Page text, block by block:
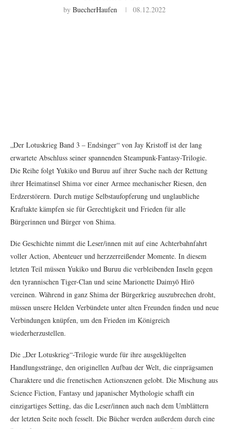
by BuecherHaufen 08.12.2022
„Der Lotuskrieg Band 3 – Endsinger“ von Jay Kristoff ist der lang
erwartete Abschluss seiner spannenden Steampunk-Fantasy-Trilogie.
Die Reihe folgt Yukiko und Buruu auf ihrer Suche nach der Rettung
ihrer Heimatinsel Shima vor einer Armee mechanischer Riesen, den
Erdzerstörern. Durch mutige Selbstaufopferung und unglaubliche
Kraftakte kämpfen sie für Gerechtigkeit und Frieden für alle
Bürgerinnen und Bürger von Shima.
Die Geschichte nimmt die Leser/innen mit auf eine Achterbahnfahrt
voller Action, Abenteuer und herzzerreißender Momente. In diesem
letzten Teil müssen Yukiko und Buruu die verbleibenden Inseln gegen
den tyrannischen Tiger-Clan und seine Marionette Daimyō Hirō
vereinen. Während in ganz Shima der Bürgerkrieg auszubrechen droht,
müssen unsere Helden Verbündete unter alten Freunden finden und neue
Verbindungen knüpfen, um den Frieden im Königreich
wiederherzustellen.
Die „Der Lotuskrieg“-Trilogie wurde für ihre ausgeklügelten
Handlungsstränge, den originellen Aufbau der Welt, die einprägsamen
Charaktere und die frenetischen Actionszenen gelobt. Die Mischung aus
Science Fiction, Fantasy und japanischer Mythologie schafft ein
einzigartiges Setting, das die Leser/innen auch nach dem Umblättern
der letzten Seite noch fesselt. Die Bücher werden außerdem durch eine